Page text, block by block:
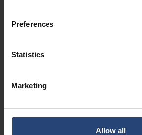
Preferences
Statistics
Marketing
Allow all
堅固性與耐用性，可重複使用多次。